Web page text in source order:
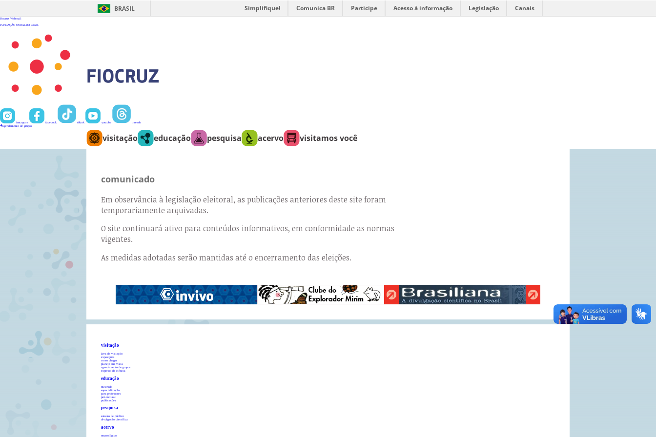
BRASIL Simplifique! Comunica BR Participe Acesso à informação Legislação Canais
Fiocruz Webmail
FUNDAÇÃO OSWALDO CRUZ
instagram facebook tiktok youtube
threads
agendamento de grupos
visitação educação pesquisa acervo visitamos você
comunicado
Em observância à legislação eleitoral, as publicações anteriores deste site foram
temporariamente arquivadas.
O site continuará ativo para conteúdos informativos, em conformidade as normas
vigentes.
As medidas adotadas serão mantidas até o encerramento das eleições.
visitação
área de visitação
exposições
como chegar
planeje sua visita
agendamento de grupos
expresso da ciência
educação
mestrado
especialização
para professores
pró-cultural
publicações
pesquisa
estudos de público
divulgação científica
acervo
museológico